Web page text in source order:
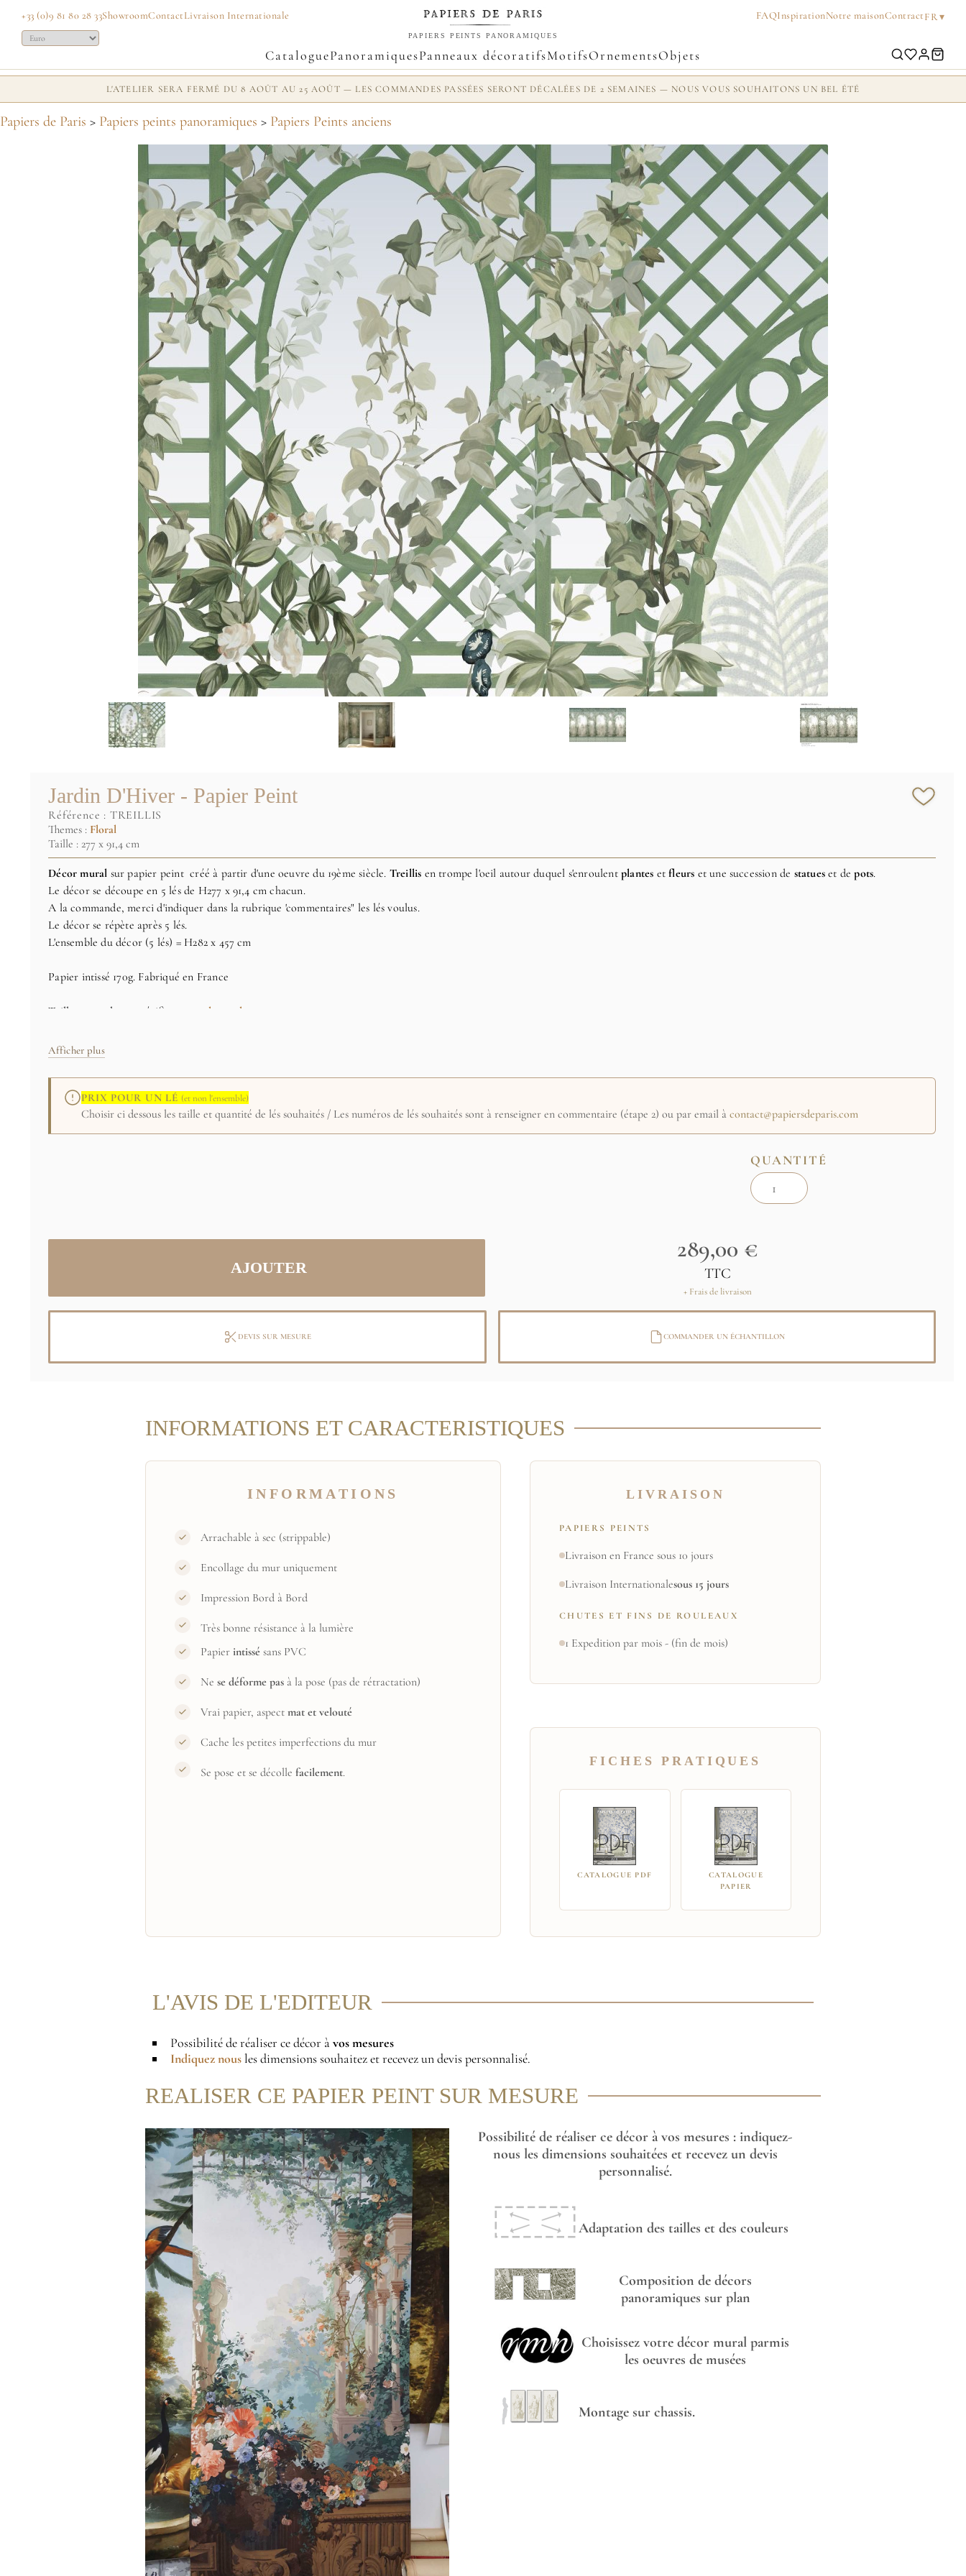
+33 (0)9 81 80 28 33ShowroomContactLivraison Internationale FAQInspirationNotre maisonContractFR▾
PAPIERS PEINTS PANORAMIQUES
CataloguePanoramiquesPanneaux décoratifsMotifsOrnementsObjets
L'ATELIER SERA FERMÉ DU 8 AOÛT AU 25 AOÛT — LES COMMANDES PASSÉES SERONT DÉCALÉES DE 2 SEMAINES — NOUS VOUS SOUHAITONS UN BEL ÉTÉ
Papiers de Paris > Papiers peints panoramiques > Papiers Peints anciens
Jardin D'Hiver - Papier Peint
référence : TREILLIS
Themes : Floral
Taille : 277 x 91,4 cm
Décor mural sur papier peint créé à partir d'une oeuvre du 19ème siècle. Treillis en trompe l'oeil autour duquel s'enroulent plantes etfleurs et une succession de statues et depots.
Le décor se découpe en 5 lés de H277 x 91,4 cm chacun.
A la commande, merci d'indiquer dans la rubrique 'commentaires" les lés voulus.
Le décor se répète après 5 lés.
L'ensemble du décor (5 lés) = H282 x 457 cm
Papier intissé 170g. Fabriqué en France
Tailles et couleurs spécifiques
sur demande
contact@papiersdeparis.comImage originale: collection particulière
Afficher plus
PRIX POUR UN LÉ (et non l'ensemble)
Choisir ci dessous les taille et quantité de lés souhaités / Les numéros de lés souhaités sont à renseigner en commentaire (étape 2) ou par email àcontact@papiersdeparis.com
QUANTITÉ
289,00 €
TTC
+ Frais de livraison
DEVIS SUR MESURE COMMANDER UN ÉCHANTILLON
INFORMATIONS ET CARACTERISTIQUES
INFORMATIONS
Arrachable à sec (strippable)
Encollage du mur uniquement
Impression Bord à Bord
Très bonne résistance à la lumière
Papier intissésans PVC
Ne se déforme pas à la pose (pas de rétractation)
Vrai papier, aspect mat et velouté
Cache les petites imperfections du mur
Se pose et se décolle facilement.
LIVRAISON
PAPIERS PEINTS
Livraison en France sous 10 jours
Livraison Internationalesous 15 jours
CHUTES ET FINS DE ROULEAUX
1 Expedition par mois - (fin de mois)
FICHES PRATIQUES
CATALOGUE PDF
CATALOGUE
PAPIER
L'AVIS DE L'EDITEUR
Possibilité de réaliser ce décor àvos mesures
Indiquez nousles dimensions souhaitez et recevez un devis personnalisé.
REALISER CE PAPIER PEINT SUR MESURE
Possibilité de réaliser ce décor à vos mesures : indiquez-
nous les dimensions souhaitées et recevez un devis
personnalisé.
Adaptation des tailles et des couleurs
Composition de décors
panoramiques sur plan
Choisissez votre décor mural parmis
les oeuvres de musées
Montage sur chassis.